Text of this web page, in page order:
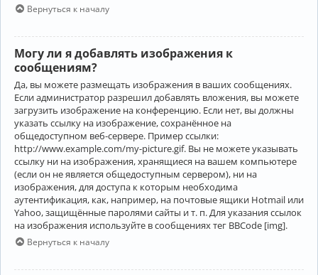
Вернуться к началу
Могу ли я добавлять изображения к
сообщениям?
Да, вы можете размещать изображения в ваших сообщениях.
Если администратор разрешил добавлять вложения, вы можете
загрузить изображение на конференцию. Если нет, вы должны
указать ссылку на изображение, сохранённое на
общедоступном веб-сервере. Пример ссылки:
http://www.example.com/my-picture.gif. Вы не можете указывать
ссылку ни на изображения, хранящиеся на вашем компьютере
(если он не является общедоступным сервером), ни на
изображения, для доступа к которым необходима
аутентификация, как, например, на почтовые ящики Hotmail или
Yahoo, защищённые паролями сайты и т. п. Для указания ссылок
на изображения используйте в сообщениях тег BBCode [img].
Вернуться к началу